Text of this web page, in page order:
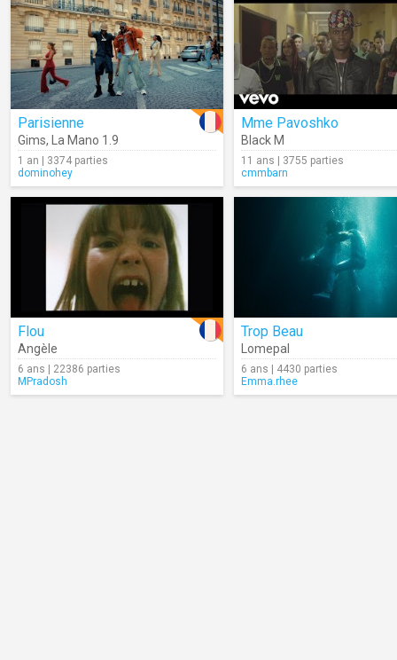
Parisienne
Gims, La Mano 1.9
1 an | 3374 parties
dominohey
Mme Pavoshko
Black M
11 ans | 3755 parties
cmmbarn
Flou
Angèle
6 ans | 22386 parties
MPradosh
Trop Beau
Lomepal
6 ans | 4430 parties
Emma.rhee